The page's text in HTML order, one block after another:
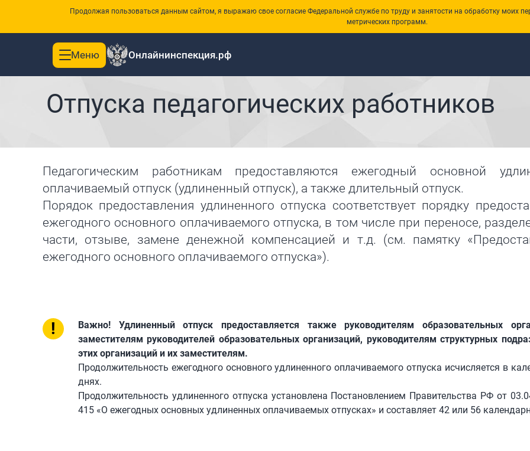
Продолжая пользоваться данным сайтом, я выражаю свое согласие Федеральной службе по труду и занятости на обработку моих
метрических программ.
Toggle
navigation
Меню Онлайнинспекция.рф
Главная |Памятки
Отпуска педагогических работников
Педагогическим работникам предоставляются ежегодный основной
оплачиваемый отпуск (удлиненный отпуск), а также длительный отпуск.
Порядок предоставления удлиненного отпуска соответствует порядку
ежегодного основного оплачиваемого отпуска, в том числе при переносе,
части, отзыве, замене денежной компенсацией и т.д. (см. памятку
ежегодного основного оплачиваемого отпуска»).
!
Важно! Удлиненный отпуск предоставляется также руководителям образовательных
заместителям руководителей образовательных организаций, руководителям структурных
этих организаций и их заместителям.
Продолжительность ежегодного основного удлиненного оплачиваемого отпуска исчисляется в
днях.
Продолжительность удлиненного отпуска установлена Постановлением Правительства РФ от
415 «О ежегодных основных удлиненных оплачиваемых отпусках» и составляет 42 или 56